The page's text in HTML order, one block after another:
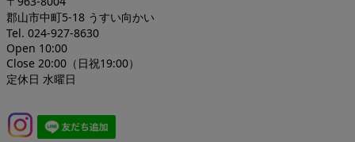
郡山市中町5-18 うすい向かい
Tel. 024-927-8630
Open 10:00
Close 20:00（日祝19:00）
定休日 水曜日